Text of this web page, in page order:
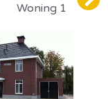
Woning 1